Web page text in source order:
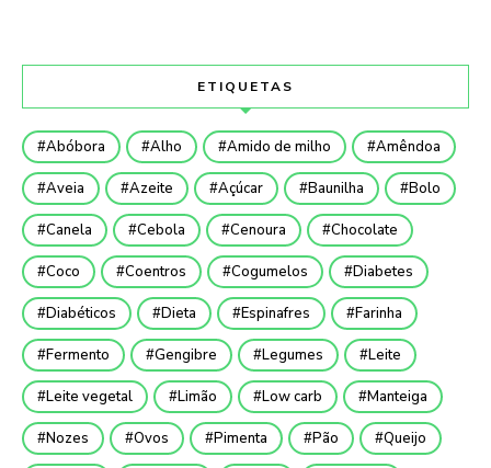
ETIQUETAS
Abóbora Alho Amido de milho Amêndoa
Aveia Azeite Açúcar Baunilha Bolo
Canela Cebola Cenoura Chocolate
Coco Coentros Cogumelos Diabetes
Diabéticos Dieta Espinafres Farinha
Fermento Gengibre Legumes Leite
Leite vegetal Limão Low carb Manteiga
Nozes Ovos Pimenta Pão Queijo